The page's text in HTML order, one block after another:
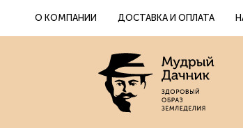
О КОМПАНИИ ДОСТАВКА И ОПЛАТА